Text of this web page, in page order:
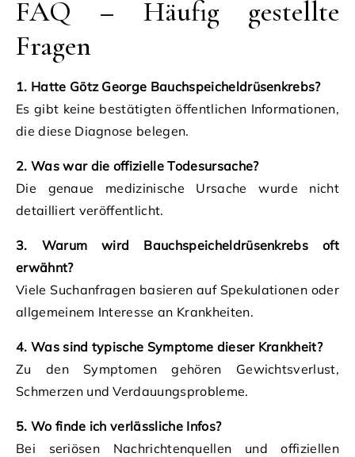
FAQ – Häufig gestellte
Fragen
1. Hatte Götz George Bauchspeicheldrüsenkrebs?
Es gibt keine bestätigten öffentlichen Informationen,
die diese Diagnose belegen.
2. Was war die offizielle Todesursache?
Die genaue medizinische Ursache wurde nicht
detailliert veröffentlicht.
3. Warum wird Bauchspeicheldrüsenkrebs oft
erwähnt?
Viele Suchanfragen basieren auf Spekulationen oder
allgemeinem Interesse an Krankheiten.
4. Was sind typische Symptome dieser Krankheit?
Zu den Symptomen gehören Gewichtsverlust,
Schmerzen und Verdauungsprobleme.
5. Wo finde ich verlässliche Infos?
Bei seriösen Nachrichtenquellen und offiziellen